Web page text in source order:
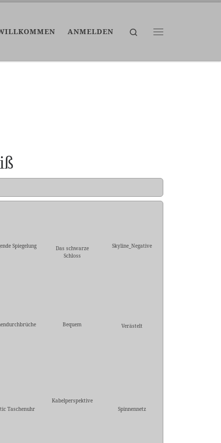
ANMELDEN
Search
Spiegelung
Das schwarze
Schloss
Skyline_Negative
Bequem Verästelt
Taschenuhr
Kabelperspektive
Spinnennetz